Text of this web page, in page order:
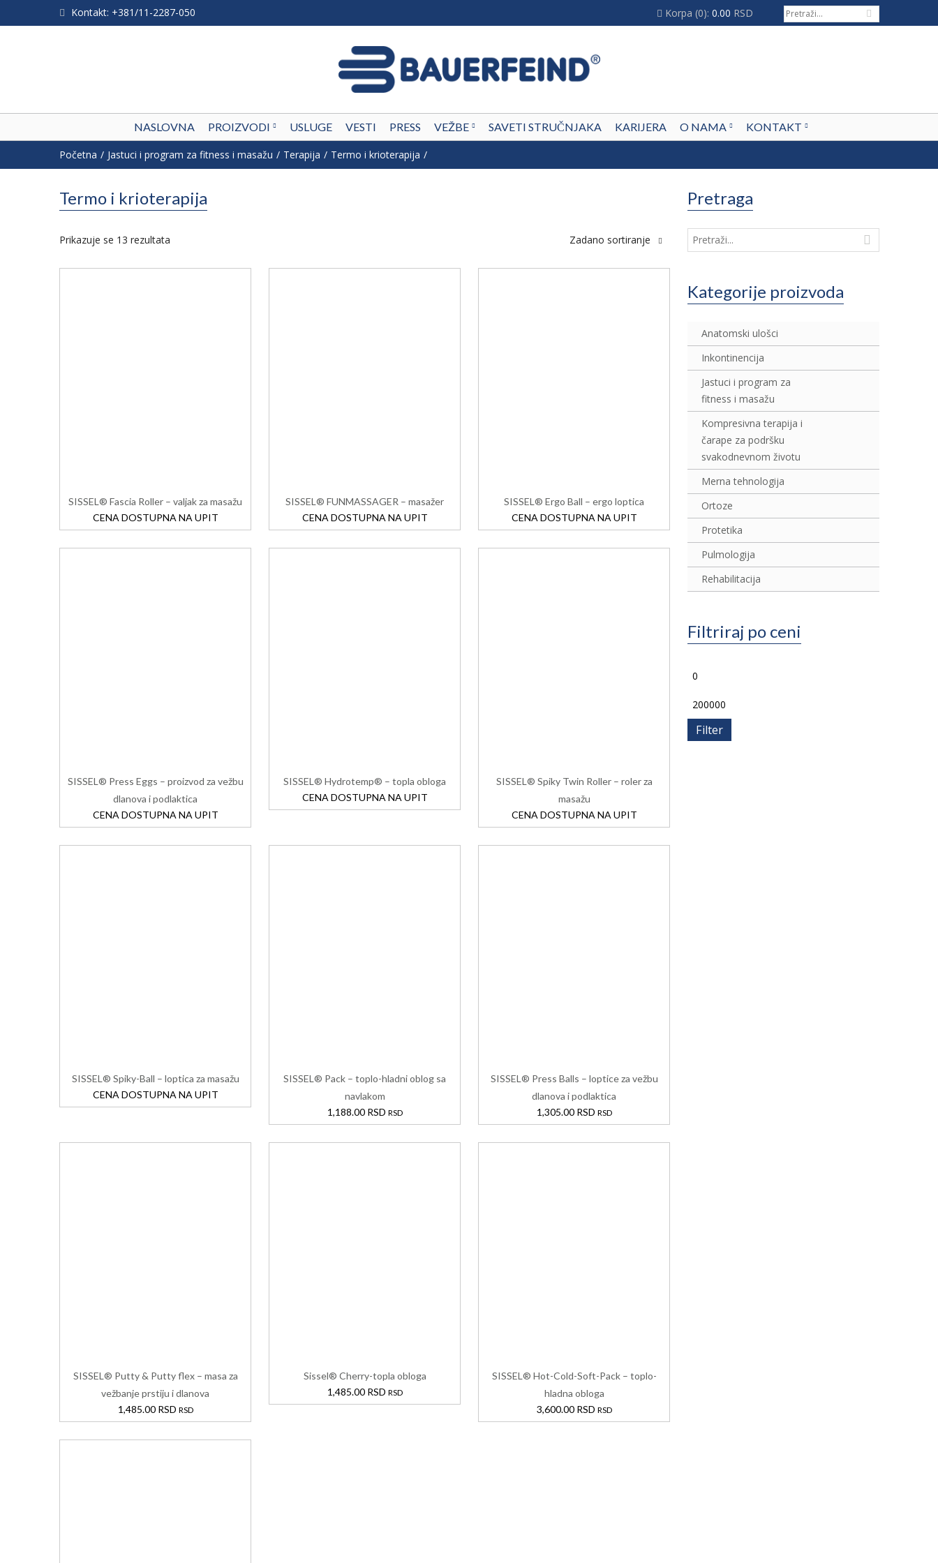
Kontakt: +381/11-2287-050 Korpa (0): 0.00 RSD
NASLOVNA PROIZVODI USLUGE VESTI PRESS VEŽBE SAVETI STRUČNJAKA KARIJERA O NAMA KONTAKT
Početna Jastuci i program za fitness i masažu Terapija Termo i krioterapija
Termo i krioterapija
Prikazuje se 13 rezultata Zadano sortiranje
SISSEL® Fascia Roller – valjak za masažu
CENA DOSTUPNA NA UPIT
SISSEL® FUNMASSAGER – masažer
CENA DOSTUPNA NA UPIT
SISSEL® Ergo Ball – ergo loptica
CENA DOSTUPNA NA UPIT
SISSEL® Press Eggs – proizvod za vežbu
dlanova i podlaktica
CENA DOSTUPNA NA UPIT
SISSEL® Hydrotemp® – topla obloga
CENA DOSTUPNA NA UPIT
SISSEL® Spiky Twin Roller – roler za
masažu
CENA DOSTUPNA NA UPIT
SISSEL® Spiky-Ball – loptica za masažu
CENA DOSTUPNA NA UPIT
SISSEL® Pack – toplo-hladni oblog sa
navlakom
1,188.00 RSD RSD
SISSEL® Press Balls – loptice za vežbu
dlanova i podlaktica
1,305.00 RSD RSD
SISSEL® Putty & Putty flex – masa za
vežbanje prstiju i dlanova
1,485.00 RSD RSD
Sissel® Cherry-topla obloga
1,485.00 RSD RSD
SISSEL® Hot-Cold-Soft-Pack – toplo-
hladna obloga
3,600.00 RSD RSD
Pretraga
Kategorije proizvoda
Anatomski ulošci
Inkontinencija
Jastuci i program za
fitness i masažu
Kompresivna terapija i
čarape za podršku
svakodnevnom životu
Merna tehnologija
Ortoze
Protetika
Pulmologija
Rehabilitacija
Filtriraj po ceni
Filter